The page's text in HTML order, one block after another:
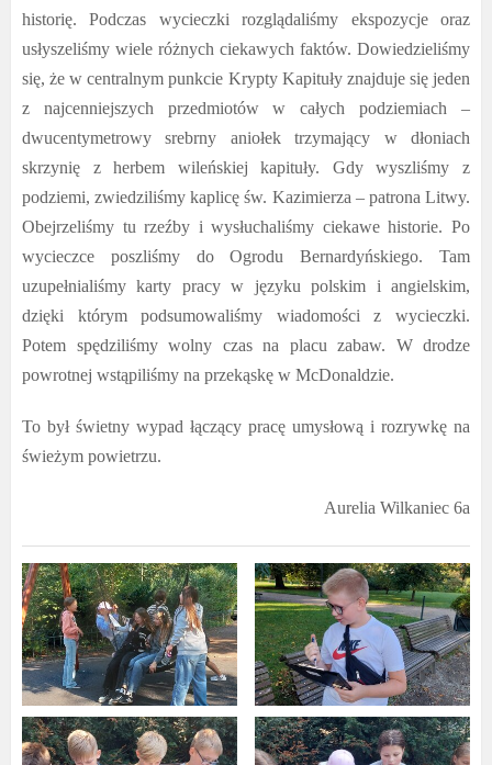
historię. Podczas wycieczki rozglądaliśmy ekspozycje oraz
usłyszeliśmy wiele różnych ciekawych faktów. Dowiedzieliśmy
się, że w centralnym punkcie Krypty Kapituły znajduje się jeden
z najcenniejszych przedmiotów w całych podziemiach –
dwucentymetrowy srebrny aniołek trzymający w dłoniach
skrzynię z herbem wileńskiej kapituły. Gdy wyszliśmy z
podziemi, zwiedziliśmy kaplicę św. Kazimierza – patrona Litwy.
Obejrzeliśmy tu rzeźby i wysłuchaliśmy ciekawe historie. Po
wycieczce poszliśmy do Ogrodu Bernardyńskiego. Tam
uzupełnialiśmy karty pracy w języku polskim i angielskim,
dzięki którym podsumowaliśmy wiadomości z wycieczki.
Potem spędziliśmy wolny czas na placu zabaw. W drodze
powrotnej wstąpiliśmy na przekąskę w McDonaldzie.
To był świetny wypad łączący pracę umysłową i rozrywkę na
świeżym powietrzu.
Aurelia Wilkaniec 6a